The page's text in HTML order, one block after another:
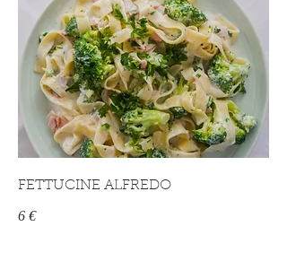
FETTUCINE ALFREDO
6 €